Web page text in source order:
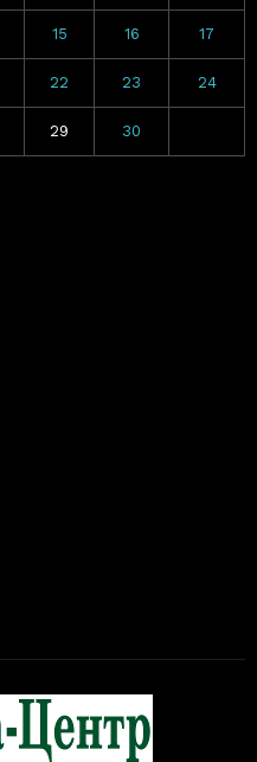
15 16 17
22 23 24
29 30